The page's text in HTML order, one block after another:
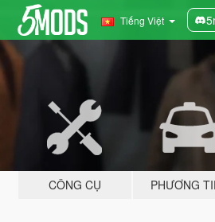
Tiếng Việt
CÔNG CỤ PHƯƠNG